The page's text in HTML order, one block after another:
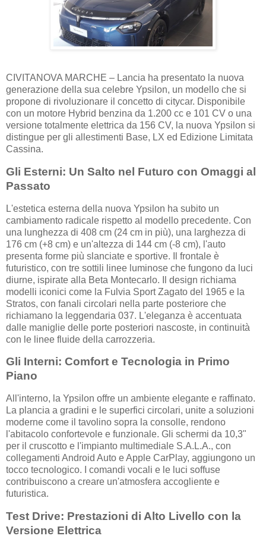
CIVITANOVA MARCHE – Lancia ha presentato la nuova
generazione della sua celebre Ypsilon, un modello che si
propone di rivoluzionare il concetto di citycar. Disponibile
con un motore Hybrid benzina da 1.200 cc e 101 CV o una
versione totalmente elettrica da 156 CV, la nuova Ypsilon si
distingue per gli allestimenti Base, LX ed Edizione Limitata
Cassina.
Gli Esterni: Un Salto nel Futuro con Omaggi al
Passato
L'estetica esterna della nuova Ypsilon ha subito un
cambiamento radicale rispetto al modello precedente. Con
una lunghezza di 408 cm (24 cm in più), una larghezza di
176 cm (+8 cm) e un'altezza di 144 cm (-8 cm), l'auto
presenta forme più slanciate e sportive. Il frontale è
futuristico, con tre sottili linee luminose che fungono da luci
diurne, ispirate alla Beta Montecarlo. Il design richiama
modelli iconici come la Fulvia Sport Zagato del 1965 e la
Stratos, con fanali circolari nella parte posteriore che
richiamano la leggendaria 037. L'eleganza è accentuata
dalle maniglie delle porte posteriori nascoste, in continuità
con le linee fluide della carrozzeria.
Gli Interni: Comfort e Tecnologia in Primo
Piano
All'interno, la Ypsilon offre un ambiente elegante e raffinato.
La plancia a gradini e le superfici circolari, unite a soluzioni
moderne come il tavolino sopra la consolle, rendono
l'abitacolo confortevole e funzionale. Gli schermi da 10,3"
per il cruscotto e l'impianto multimediale S.A.L.A., con
collegamenti Android Auto e Apple CarPlay, aggiungono un
tocco tecnologico. I comandi vocali e le luci soffuse
contribuiscono a creare un'atmosfera accogliente e
futuristica.
Test Drive: Prestazioni di Alto Livello con la
Versione Elettrica